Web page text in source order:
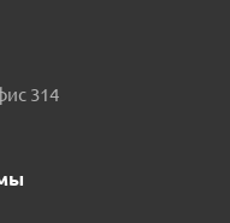
314